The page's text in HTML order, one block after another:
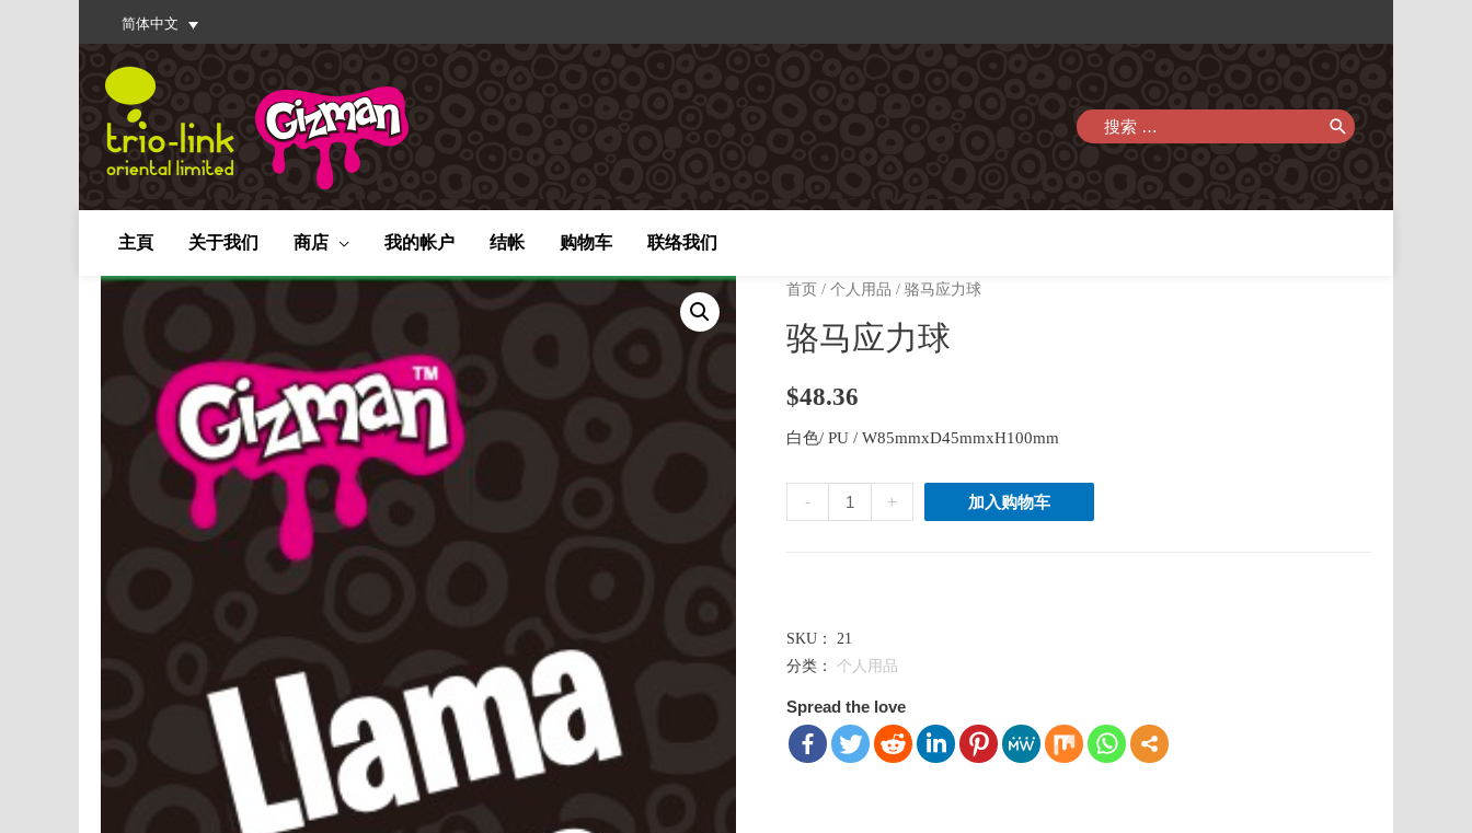
简体中文
搜
索：
主頁 关于我们 商店 我的帐户 结帐 购物车 联络我们
首页 /个人用品 / 骆马应力球
骆马应力球
$48.36
白色/ PU / W85mmxD45mmxH100mm
-
马
数
量
+ 加入购物车
SKU： 21
分类：个人用品
Spread the love